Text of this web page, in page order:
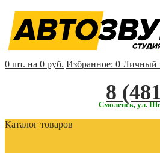
0 шт. на 0 руб. Избранное: 0 Личный
‎‎8
Смоленск, ул.
Каталог товаров